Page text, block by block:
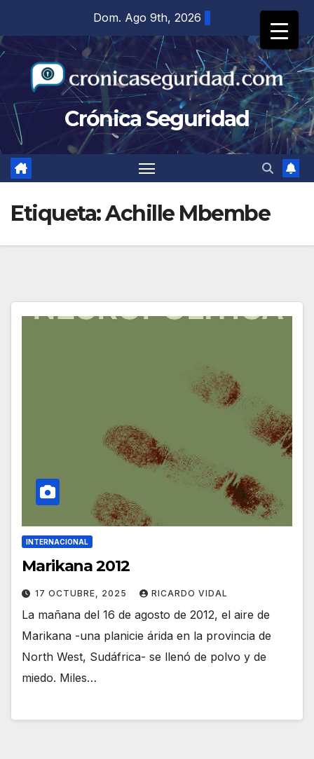
contenido
Dom. Ago 9th, 2026
Crónica Seguridad
Etiqueta:Achille Mbembe
INTERNACIONAL
Marikana 2012
17 OCTUBRE, 2025 RICARDO VIDAL
La mañana del 16 de agosto de 2012, el aire de
Marikana -una planicie árida en la provincia de
North West, Sudáfrica- se llenó de polvo y de
miedo. Miles…